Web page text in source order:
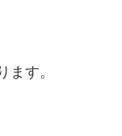
ます。